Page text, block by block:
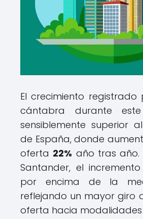
El crecimiento
cántabra durante
sensiblemente superior
de España, donde
oferta 22% año tras año.
Santander, el
por encima de la
reflejando un mayor giro
oferta hacia modalidades